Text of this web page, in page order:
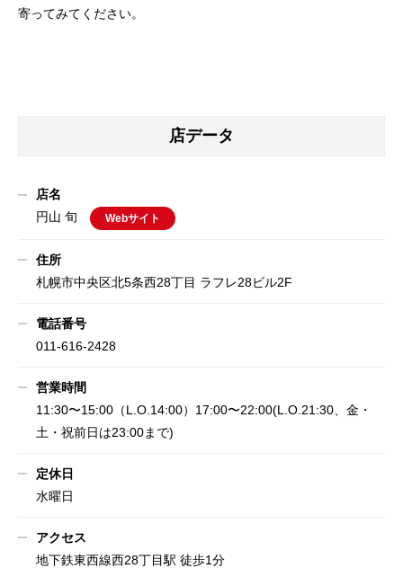
寄ってみてください。
店データ
店名
円山 旬
Webサイト
住所
札幌市中央区北5条西28丁目 ラフレ28ビル2F
電話番号
011-616-2428
営業時間
11:30〜15:00（L.O.14:00）17:00〜22:00(L.O.21:30、金・
土・祝前日は23:00まで)
定休日
水曜日
アクセス
地下鉄東西線西28丁目駅 徒歩1分